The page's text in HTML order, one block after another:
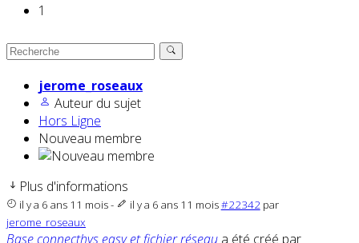
1
jerome_roseaux
Auteur du sujet
Hors Ligne
Nouveau membre
Plus d'informations
il y a 6 ans 11 mois- il y a 6 ans 11 mois#22342 par
jerome_roseaux
Base connecthys easy et fichier réseau a été créé par